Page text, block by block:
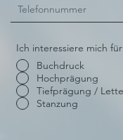
Ich interessiere mich
Buchdruck
Hochprägung
Tiefprägung /
Stanzung